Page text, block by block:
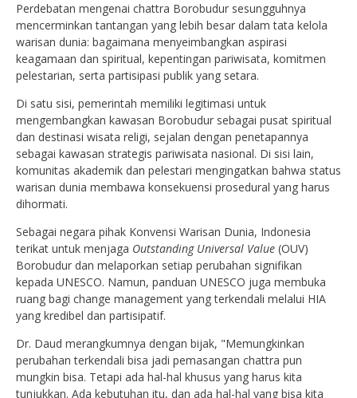
Perdebatan mengenai chattra Borobudur sesungguhnya
mencerminkan tantangan yang lebih besar dalam tata kelola
warisan dunia: bagaimana menyeimbangkan aspirasi
keagamaan dan spiritual, kepentingan pariwisata, komitmen
pelestarian, serta partisipasi publik yang setara.
Di satu sisi, pemerintah memiliki legitimasi untuk
mengembangkan kawasan Borobudur sebagai pusat spiritual
dan destinasi wisata religi, sejalan dengan penetapannya
sebagai kawasan strategis pariwisata nasional. Di sisi lain,
komunitas akademik dan pelestari mengingatkan bahwa status
warisan dunia membawa konsekuensi prosedural yang harus
dihormati.
Sebagai negara pihak Konvensi Warisan Dunia, Indonesia
terikat untuk menjaga Outstanding Universal Value (OUV)
Borobudur dan melaporkan setiap perubahan signifikan
kepada UNESCO. Namun, panduan UNESCO juga membuka
ruang bagi change management yang terkendali melalui HIA
yang kredibel dan partisipatif.
Dr. Daud merangkumnya dengan bijak, "Memungkinkan
perubahan terkendali bisa jadi pemasangan chattra pun
mungkin bisa. Tetapi ada hal-hal khusus yang harus kita
tunjukkan. Ada kebutuhan itu, dan ada hal-hal yang bisa kita